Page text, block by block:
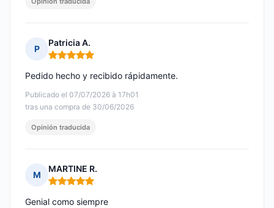
P
Patricia A.
Nota: 5 de 5
Publicado el 07/07/2026 à 17h01
tras una compra de 30/06/2026
Pedido hecho y recibido rápidamente.
Opinión traducida
M
MARTINE R.
Nota: 5 de 5
Genial como siempre